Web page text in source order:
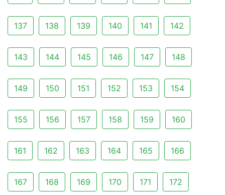
137 138 139 140 141 142
143 144 145 146 147 148
149 150 151 152 153 154
155 156 157 158 159 160
161 162 163 164 165 166
167 168 169 170 171 172